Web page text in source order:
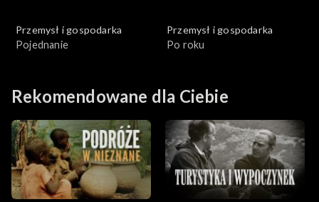
Przemysł i gospodarka
Pojednanie
Przemysł i gospodarka
Po roku
Rekomendowane dla Ciebie